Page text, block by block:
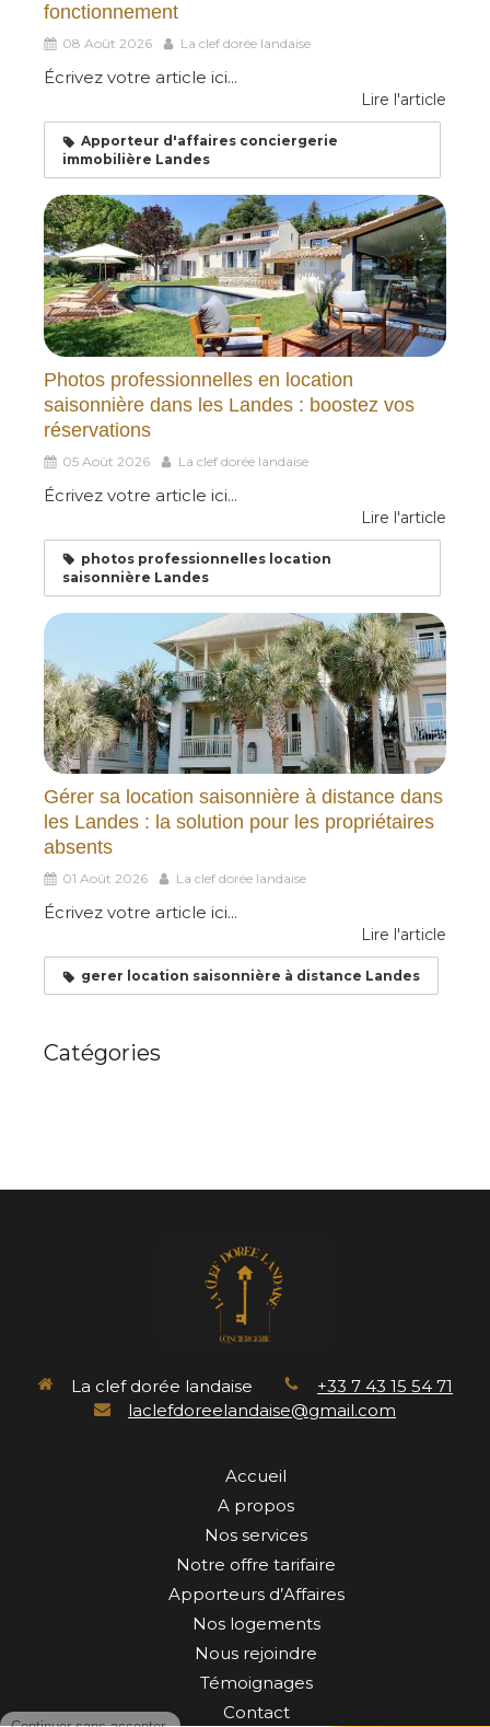
fonctionnement
08 Août 2026 La clef dorée landaise
Écrivez votre article ici...
Lire l'article
Apporteur d'affaires conciergerie
immobilière Landes
Photos professionnelles en location
saisonnière dans les Landes : boostez vos
réservations
05 Août 2026 La clef dorée landaise
Écrivez votre article ici...
Lire l'article
photos professionnelles location
saisonnière Landes
Gérer sa location saisonnière à distance dans
les Landes : la solution pour les propriétaires
absents
01 Août 2026 La clef dorée landaise
Écrivez votre article ici...
Lire l'article
gerer location saisonnière à distance Landes
Catégories
La clef dorée landaise
+33 7 43 15 54 71
laclefdoreelandaise@gmail.com
Accueil
A propos
Nos services
Notre offre tarifaire
Apporteurs d’Affaires
Nos logements
Nous rejoindre
Témoignages
Contact